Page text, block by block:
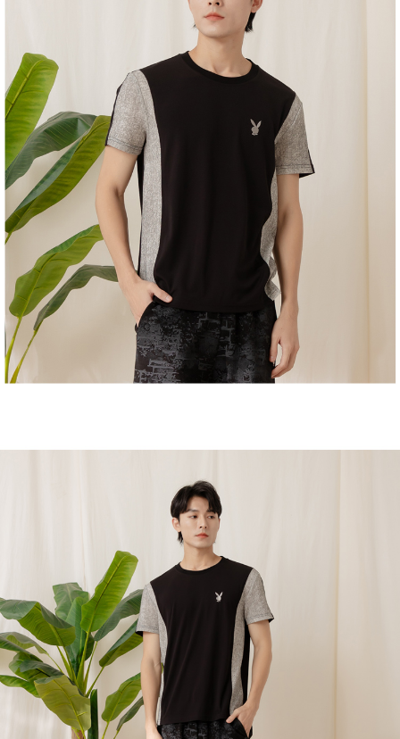
1.本服務係由「台灣大哥大股份有限公司」（以下簡稱本公司）所提供，讓
用戶於交易時，得透過本服務購買商品或服務，並由商店將買賣／分期付款
買賣價金債權讓與本公司後，依約使用本公司帳單繳交帳款。
2.基於同意付款使用「大哥付你分期」之契約關係目的，商店將以您的個人
資料（包含姓名、電話或地址）提供予台灣大哥大進項蒐集、處理及利用，
由本公司與您本人進行分期帳單所需資料之確認、核對及更正。
3.完整用戶服務條款，請詳閱以下連結：
https://oppay.tw/userRule
ATM／網路銀行／等多元方式進行付款，方視為交易完成。
※ 請注意：結帳手續完成當下不需立刻繳費，但若您需要取消訂單，請聯絡
購買商品的店家。未經商家同意取消之訂單仍視為有效，需透過AFTEE先享
後付繳納相關費用。
※ 交易是否成功請以「AFTEE先享後付 」之結帳頁面顯示為準，若有關於
是否繳費成功／繳費後需取消欲退款等相關疑問，請聯繫「AFTEE先享後付
客戶支援中心」
https://netprotections.freshdesk.com/support/home
【注意事項】
１．透過由恩沛科技股份有限公司提供之「AFTEE先享後付」服務完成之交
易，需依本服務之必要範圍內提供個人資料，並將交易相關給付款項請求債
權轉讓予恩沛科技股份有限公司。
２．關於個人資料處理事宜，請瀏覽以下網址：
https://aftee.tw/terms/#terms3
３．未成年的使用者請事先徵得法定代理人或監護人之同意方可使用
「AFTEE先享後付」，若未經同意申辦者引起之損失，本公司不負相關責
任。
４．使用「AFTEE先享後付」時，將依據個別帳號之用戶狀況，依本公司即
時審查核予不同之上限額度；若仍有額度不足之情形，本公司將視審查結果
請求用戶進行身份認證。
５．嚴禁一人註冊多個帳號或使用他人資訊註冊。若發現惡意使用之情形，
恩沛科技股份有限公司將有權停止該用戶之使用額度並採取法律行動。
付款後萊爾富取貨
每筆NT$122
7-11取貨付款
每筆NT$60，滿NT$2,000(含以上)免運費
付款後7-11取貨
每筆NT$60，滿NT$2,000(含以上)免運費
每筆NT$60，滿NT$2,000(含以上)免運費
宅配_離島
每筆NT$100